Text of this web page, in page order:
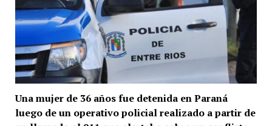
Una mujer de 36 años fue detenida en Paraná
luego de un operativo policial realizado a partir de